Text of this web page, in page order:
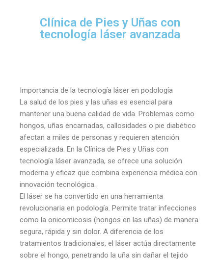
Clínica de Pies y Uñas con
tecnología láser avanzada
Importancia de la tecnología láser en podología
La salud de los pies y las uñas es esencial para
mantener una buena calidad de vida. Problemas como
hongos, uñas encarnadas, callosidades o pie diabético
afectan a miles de personas y requieren atención
especializada. En la Clínica de Pies y Uñas con
tecnología láser avanzada, se ofrece una solución
moderna y eficaz que combina experiencia médica con
innovación tecnológica.
El láser se ha convertido en una herramienta
revolucionaria en podología. Permite tratar infecciones
como la onicomicosis (hongos en las uñas) de manera
segura, rápida y sin dolor. A diferencia de los
tratamientos tradicionales, el láser actúa directamente
sobre el hongo, penetrando la uña sin dañar el tejido